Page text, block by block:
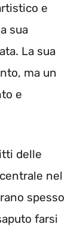
e
sua
La sua
ma un
e
delle
nel
spesso
farsi